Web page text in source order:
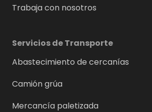
Trabaja con nosotros
Servicios de Transporte
Abastecimiento de cercanías
Camión grúa
Mercancía paletizada